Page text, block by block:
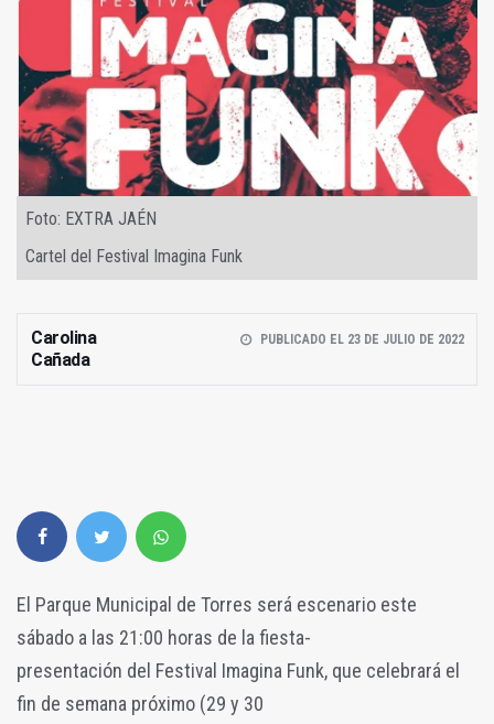
Foto: EXTRA JAÉN
Cartel del Festival Imagina Funk
Carolina
Cañada
PUBLICADO EL 23 DE JULIO DE 2022
El Parque Municipal de Torres será escenario este
sábado a las 21:00 horas de la fiesta-
presentación del Festival Imagina Funk, que celebrará el
fin de semana próximo (29 y 30